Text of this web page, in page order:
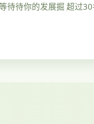
待你的发展掘 超过